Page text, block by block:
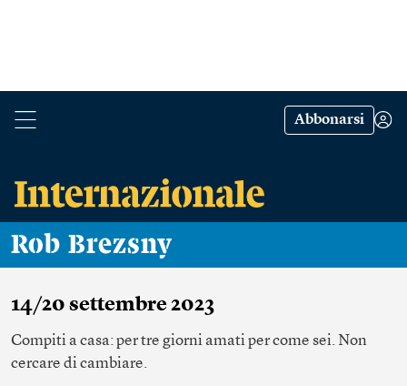
Abbonarsi
Rob Brezsny
14/20 settembre 2023
Compiti a casa: per tre giorni amati per come sei. Non
cercare di cambiare.